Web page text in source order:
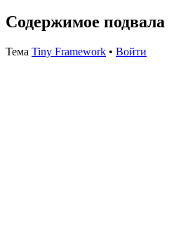
Содержимое подвала
Тема Tiny Framework • Войти